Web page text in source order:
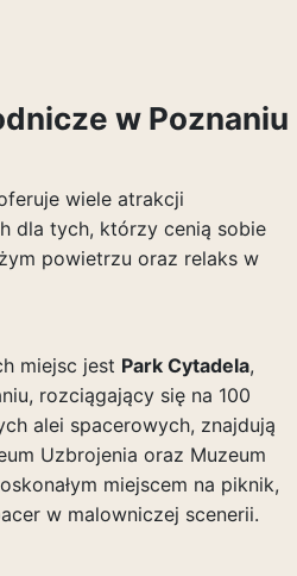
w Poznaniu
wiele atrakcji
dla tych, którzy cenią sobie
powietrzu oraz relaks w
miejsc jest Park Cytadela,
rozciągający się na 100
alei spacerowych, znajdują
Uzbrojenia oraz Muzeum
miejscem na piknik,
w malowniczej scenerii.